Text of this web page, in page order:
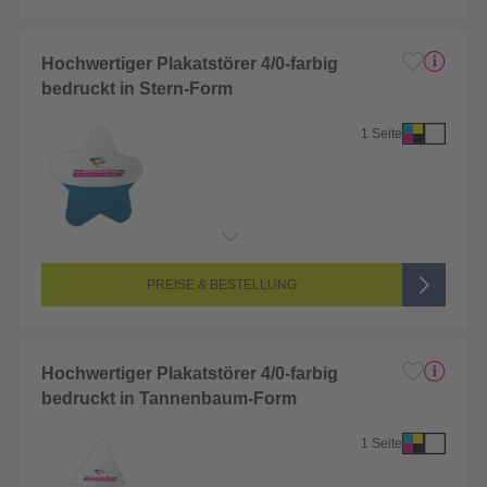
Hochwertiger Plakatstörer 4/0-farbig
bedruckt in Stern-Form
1 Seite
Seitenanzahl: 1-seitig (Vorderseite bedruckt, Rückseite unbedruckt)
4/0-farbig CMYK (vollfarbig bedruckt)
PREISE & BESTELLUNG
Hochwertiger Plakatstörer 4/0-farbig
bedruckt in Tannenbaum-Form
1 Seite